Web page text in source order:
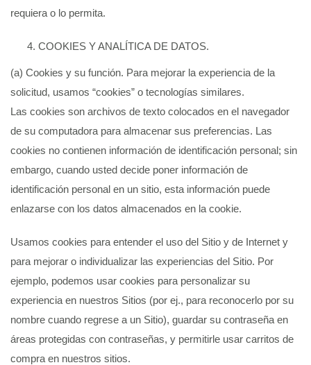
requiera o lo permita.
COOKIES Y ANALÍTICA DE DATOS.
(a) Cookies y su función. Para mejorar la experiencia de la
solicitud, usamos “cookies” o tecnologías similares.
Las cookies son archivos de texto colocados en el navegador
de su computadora para almacenar sus preferencias. Las
cookies no contienen información de identificación personal; sin
embargo, cuando usted decide poner información de
identificación personal en un sitio, esta información puede
enlazarse con los datos almacenados en la cookie.
Usamos cookies para entender el uso del Sitio y de Internet y
para mejorar o individualizar las experiencias del Sitio. Por
ejemplo, podemos usar cookies para personalizar su
experiencia en nuestros Sitios (por ej., para reconocerlo por su
nombre cuando regrese a un Sitio), guardar su contraseña en
áreas protegidas con contraseñas, y permitirle usar carritos de
compra en nuestros sitios.